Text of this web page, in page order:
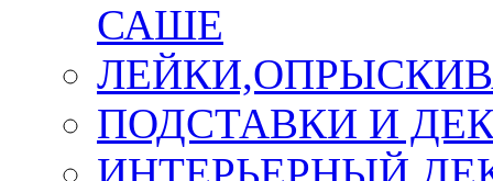
САШЕ
ПОДСТАВКИ И